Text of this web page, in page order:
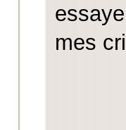
mes